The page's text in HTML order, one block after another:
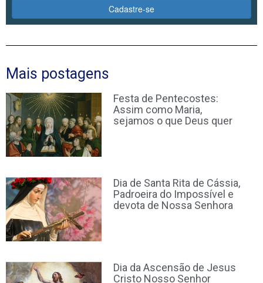
Cadastre-se
Mais postagens
Festa de Pentecostes:
Assim como Maria,
sejamos o que Deus quer
Dia de Santa Rita de Cássia,
Padroeira do Impossível e
devota de Nossa Senhora
Dia da Ascensão de Jesus
Cristo Nosso Senhor